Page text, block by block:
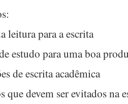
leitura para a escrita
estudo para uma boa
de escrita acadêmica
que devem ser evitados na